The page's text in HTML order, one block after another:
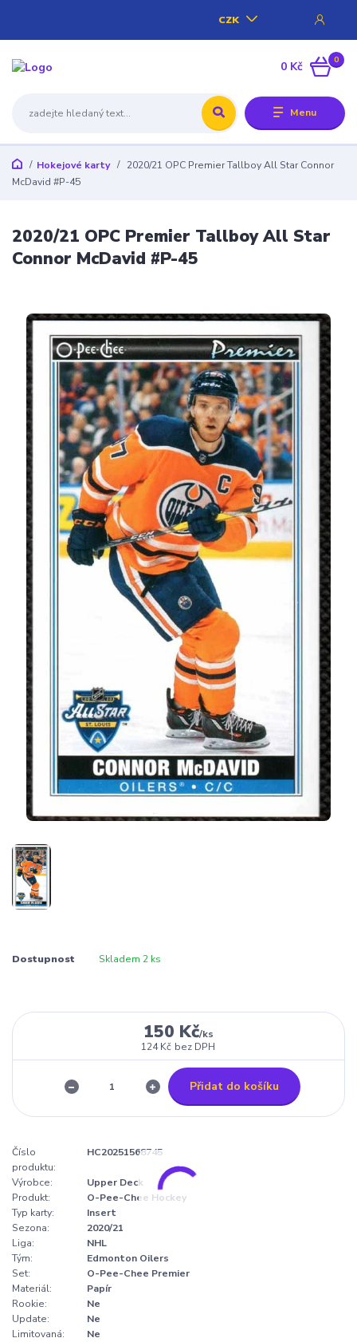
Menu
CZK
0
0 Kč
Hokejové karty
2020/21 OPC Premier Tallboy All Star Connor
McDavid #P-45
2020/21 OPC Premier Tallboy All Star
Connor McDavid #P-45
Dostupnost Skladem 2 ks
150 Kč/ks
124 Kč bez DPH
Přidat do košíku
Číslo
produktu:
HC20251568745
Výrobce:
Upper Deck
Produkt:
O-Pee-Chee Hockey
Typ karty:
Insert
Sezona:
2020/21
Liga:
NHL
Tým:
Edmonton Oilers
Set:
O-Pee-Chee Premier
Materiál:
Papír
Rookie:
Ne
Update:
Ne
Limitovaná:
Ne